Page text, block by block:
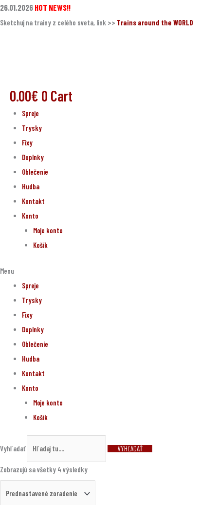
Preskočiť
na
26.01.2026 HOT NEWS!!
Sketchuj na trainy z celého sveta, link >> Trains around the WORLD
0.00€ 0 Cart
Spreje
Trysky
Fixy
Doplnky
Oblečenie
Hudba
Kontakt
Konto
Moje konto
Košík
Menu
Spreje
Trysky
Fixy
Doplnky
Oblečenie
Hudba
Kontakt
Konto
Moje konto
Košík
Vyhľadať VYHĽADAŤ
Zobrazujú sa všetky 4 výsledky